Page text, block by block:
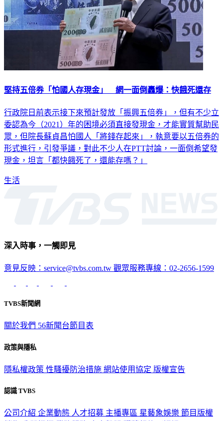
堅持五倍券「怕國人存現金」 網一面倒轟爆：快餓死還存
行政院日前表示接下來預計發放「振興五倍券」，但有不少立
委認為今（2021）年的困境必須直接發現金，才能實質幫助民
眾，但院長蘇貞昌怕國人「將錢存起來」，執意要以五倍券的
形式進行，引發爭議，對此不少人在PTT討論，一面倒希望發
現金，坦言「都快餓死了，還能存嗎？」
生活
深入時事，一觸即見
意見反映：service@tvbs.com.tw 觀眾服務專線：02-2656-1599
TVBS新聞網
關於我們 56新聞台節目表
政策與隱私
隱私權政策 性騷擾防治措施 網站使用協定 版權宣告
認識 TVBS
公司介紹 企業動態 人才招募 主播專區 星藝象娛樂 節目版權